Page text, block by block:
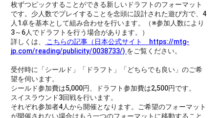
枚ずつピックすることができる新しいドラフトのフォーマット
です。少人数でプレイすることを念頭に設計された遊び方で、4
人1卓を基本として組み合わせを行います。（※参加人数により
3～6人でドラフトを行う場合があります。）
詳しくは、
こちらの記事（日本公式サイト https://mtg-
jp.com/reading/publicity/0038733/) をご覧ください。
受付時に「シールド」「ドラフト」「どちらでも良い」のご希
望を伺います。
シールド参加費は5,000円、ドラフト参加費は2,500円です。
スイスラウンド3回戦を行います。
それぞれ参加者4人から開催となります。ご希望のフォーマット
が開催されない場合はもう一つのフォーマットに移動すること